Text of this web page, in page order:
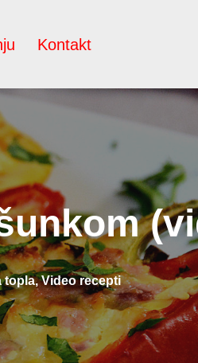
Kontakt
topla,Video recepti